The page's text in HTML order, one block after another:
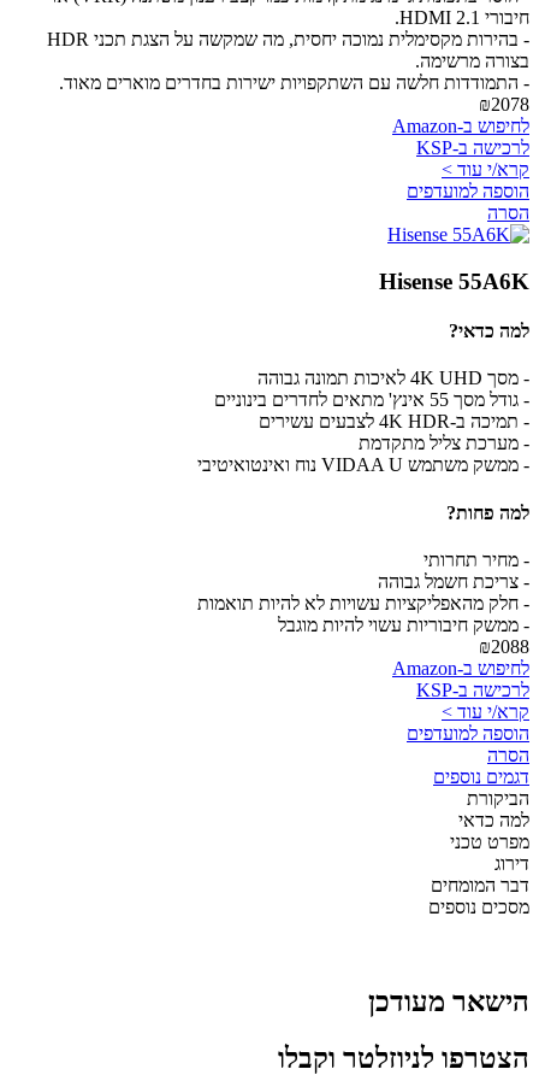
חיבורי HDMI 2.1.
- בהירות מקסימלית נמוכה יחסית, מה שמקשה על הצגת תכני HDR
בצורה מרשימה.
- התמודדות חלשה עם השתקפויות ישירות בחדרים מוארים מאוד.
₪2078
לחיפוש ב-Amazon
לרכישה ב-KSP
קרא/י עוד >
הוספה למועדפים
הסרה
Hisense 55A6K
למה כדאי?
- מסך 4K UHD לאיכות תמונה גבוהה
- גודל מסך 55 אינץ' מתאים לחדרים בינוניים
- תמיכה ב-4K HDR לצבעים עשירים
- מערכת צליל מתקדמת
- ממשק משתמש VIDAA U נוח ואינטואיטיבי
למה פחות?
- מחיר תחרותי
- צריכת חשמל גבוהה
- חלק מהאפליקציות עשויות לא להיות תואמות
- ממשק חיבוריות עשוי להיות מוגבל
₪2088
לחיפוש ב-Amazon
לרכישה ב-KSP
קרא/י עוד >
הוספה למועדפים
הסרה
דגמים נוספים
הביקורת
למה כדאי
מפרט טכני
דירוג
דבר המומחים
מסכים נוספים
הישאר מעודכן
הצטרפו לניוזלטר וקבלו